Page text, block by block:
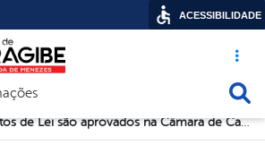
Acesso
de navegação
Projetos de Lei são aprovados na Câmara de Camaragibe
ACESSIBILIDADE